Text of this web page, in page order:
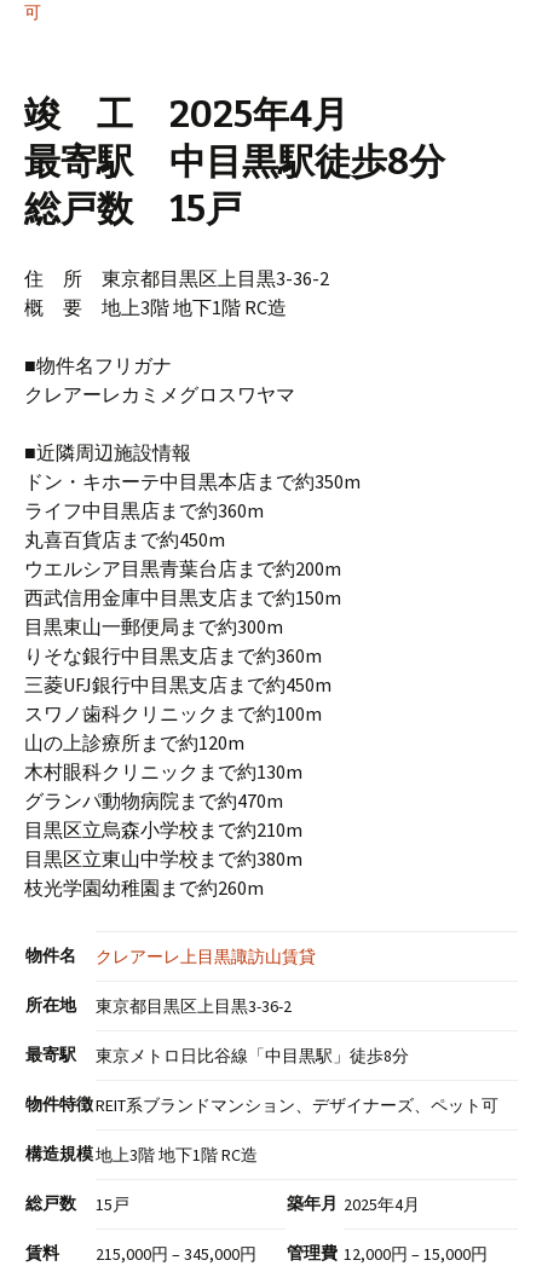
可
竣 工 2025年4月
最寄駅 中目黒駅徒歩8分
総戸数 15戸
住 所 東京都目黒区上目黒3-36-2
概 要 地上3階 地下1階 RC造
■物件名フリガナ
クレアーレカミメグロスワヤマ
■近隣周辺施設情報
ドン・キホーテ中目黒本店まで約350m
ライフ中目黒店まで約360m
丸喜百貨店まで約450m
ウエルシア目黒青葉台店まで約200m
西武信用金庫中目黒支店まで約150m
目黒東山一郵便局まで約300m
りそな銀行中目黒支店まで約360m
三菱UFJ銀行中目黒支店まで約450m
スワノ歯科クリニックまで約100m
山の上診療所まで約120m
木村眼科クリニックまで約130m
グランパ動物病院まで約470m
目黒区立烏森小学校まで約210m
目黒区立東山中学校まで約380m
枝光学園幼稚園まで約260m
物件名 クレアーレ上目黒諏訪山賃貸
所在地 東京都目黒区上目黒3-36-2
最寄駅 東京メトロ日比谷線「中目黒駅」徒歩8分
物件特徴REIT系ブランドマンション、デザイナーズ、ペット可
構造規模地上3階 地下1階 RC造
総戸数 15戸 築年月 2025年4月
賃料 215,000円 – 345,000円 管理費 12,000円 – 15,000円